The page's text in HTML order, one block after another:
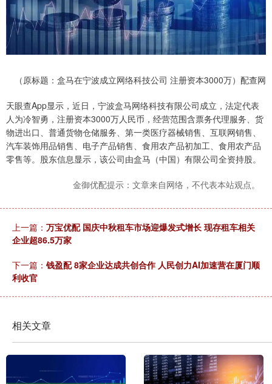
（原标题：盒马在宁波成立网络科技公司 注册资本3000万）配查网
天眼查App显示，近日，宁波盒马网络科技有限公司成立，法定代表
人为冷智勇，注册资本3000万人民币，经营范围含票务代理服务、货
物进出口、普通货物仓储服务、第一类医疗器械销售、互联网销售、
汽车装饰用品销售、电子产品销售、食用农产品初加工、食用农产品
零售等。股东信息显示，该公司由盒马（中国）有限公司全资持股。
金御优配提示：文章来自网络，不代表本站观点。
上一篇： 万宝优配 国庆中秋租车市场迎爆发式增长 现存租车相关
企业超86.5万家
下一篇： 钱盈配 8家企业达成共创合作 人民创力AI加速营在厦门顺
利收官
相关文章